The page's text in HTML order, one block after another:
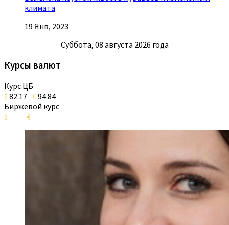
климата
19 Янв, 2023
Суббота, 08 августа 2026 года
Курсы валют
Курс ЦБ
$ 82.17 €94.84
Биржевой курс
$
€